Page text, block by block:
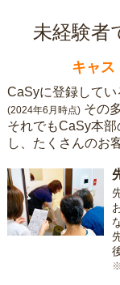
未経験者
キャス
CaSyに登録してい
(2024年6月時点) その
それでもCaSy本
し、たくさんのお